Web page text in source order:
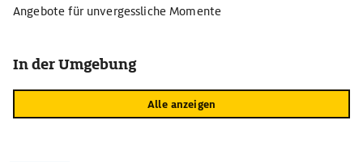
Angebote für unvergessliche Momente
In der Umgebung
Alle anzeigen